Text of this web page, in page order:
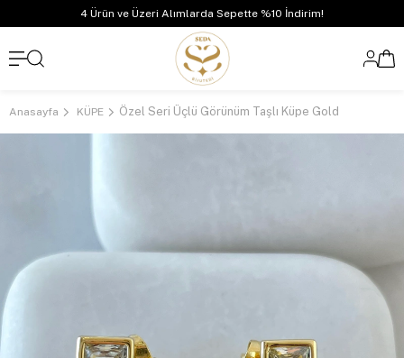
4 Ürün ve Üzeri Alımlarda Sepette %10 İndirim!
Anasayfa KÜPE Özel Seri Üçlü Görünüm Taşlı Küpe Gold